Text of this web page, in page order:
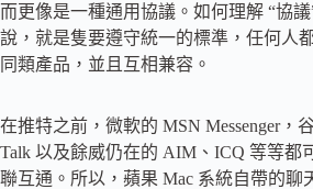
而更像是一種通用協議。如何理解 “協
說，就是隻要遵守統一的標準，任何人
同類產品，並且互相兼容。
在推特之前，微軟的 MSN Messenger，
Talk 以及餘威仍在的 AIM、ICQ 等等都
聯互通。所以，蘋果 Mac 系統自帶的聊